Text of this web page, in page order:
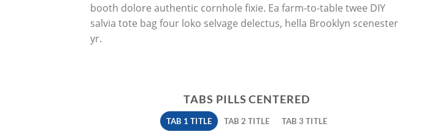
booth dolore authentic cornhole fixie. Ea farm-to-table twee DIY
salvia tote bag four loko selvage delectus, hella Brooklyn scenester
yr.
TABS PILLS CENTERED
TAB 1 TITLE TAB 2 TITLE TAB 3 TITLE